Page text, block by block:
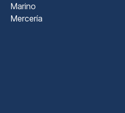
Marino
Mercería